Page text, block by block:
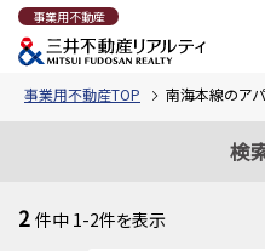
事業用不動産
事業用不動産TOP 南海本線のア
検
2 件中 1-2件を表示